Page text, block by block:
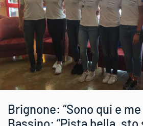
Brignone: “Sono qui e